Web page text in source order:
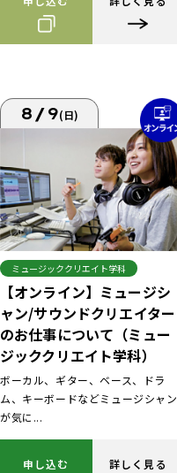
8/9(日)
ミュージッククリエイト学科
【オンライン】ミュージシ
ャン/サウンドクリエイター
のお仕事について（ミュー
ジッククリエイト学科）
ボーカル、ギター、ベース、ドラ
ム、キーボードなどミュージシャン
が気に...
申し込む 詳しく見る